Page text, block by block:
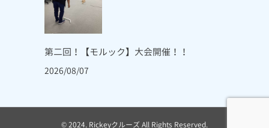
第二回！【モルック】大会開催！！
2026/08/07
© 2024. Rickeyクルーズ All Rights Reserved.